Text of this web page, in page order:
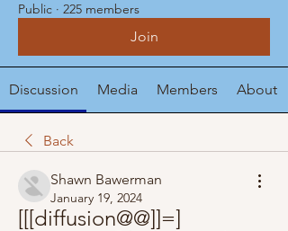
Public · 225 members
Join
Discussion Media Members About
Back
Shawn Bawerman
January 19, 2024
[[[diffusion@@]]=]